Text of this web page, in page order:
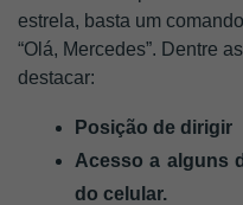
estrela, basta um
“Olá, Mercedes”. Dentre
destacar:
Posição de dirigir
Acesso a alguns
do celular.